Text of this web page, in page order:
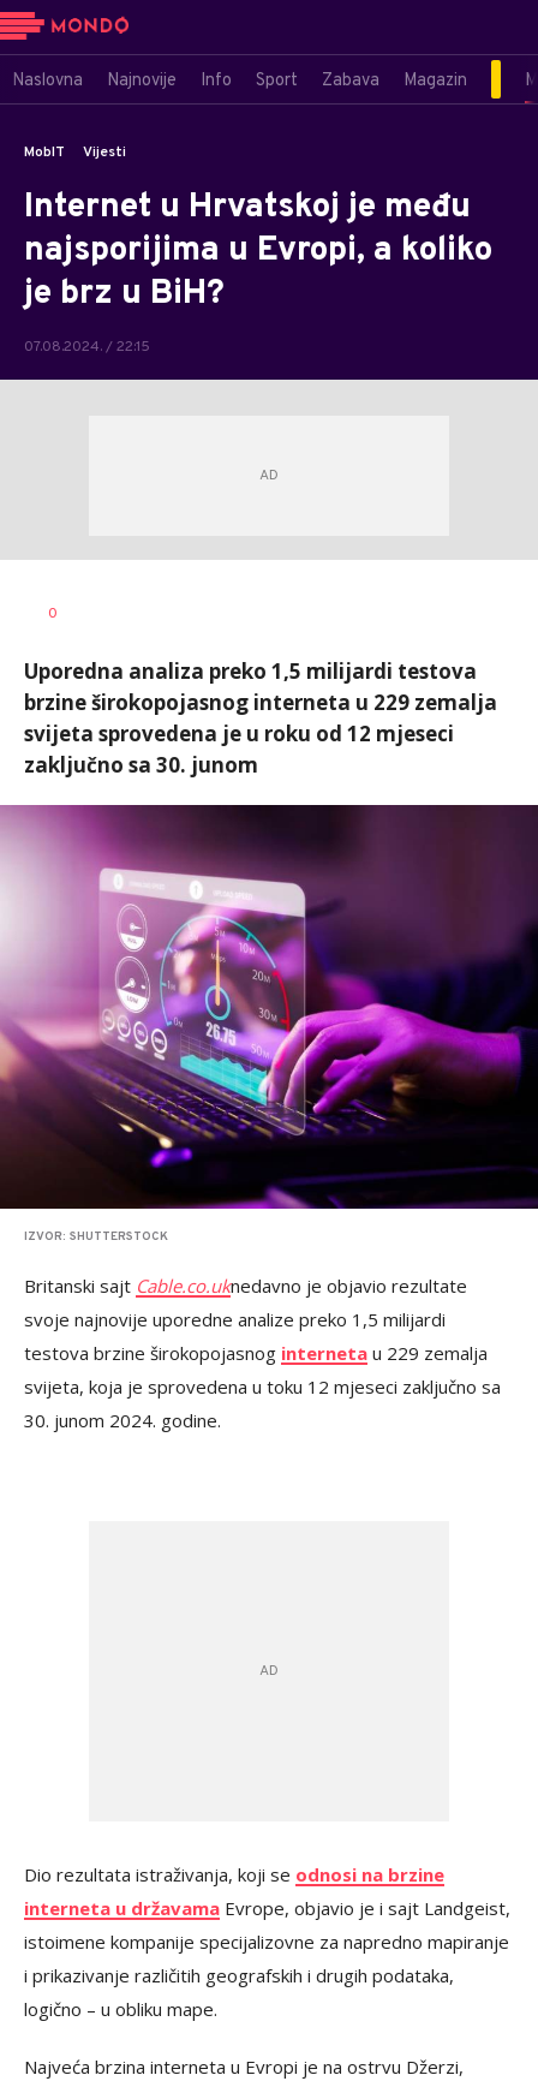
Naslovna Najnovije Info Sport Zabava Magazin
MobIT Vijesti
Internet u Hrvatskoj je među
najsporijima u Evropi, a koliko
je brz u BiH?
07.08.2024. / 22:15
AUTOR
0
Uporedna analiza preko 1,5 milijardi testova
brzine širokopojasnog interneta u 229 zemalja
svijeta sprovedena je u roku od 12 mjeseci
zaključno sa 30. junom
IZVOR: SHUTTERSTOCK
Britanski sajt Cable.co.uknedavno je objavio rezultate
svoje najnovije uporedne analize preko 1,5 milijardi
testova brzine širokopojasnog interneta u 229 zemalja
svijeta, koja je sprovedena u toku 12 mjeseci zaključno sa
30. junom 2024. godine.
Dio rezultata istraživanja, koji se odnosi na brzine
interneta u državama Evrope, objavio je i sajt Landgeist,
istoimene kompanije specijalizovne za napredno mapiranje
i prikazivanje različitih geografskih i drugih podataka,
logično – u obliku mape.
Najveća brzina interneta u Evropi je na ostrvu Džerzi,